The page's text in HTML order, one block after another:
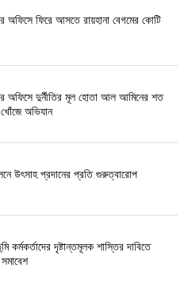
অফিসে ফিরে আসতে রায়হানা বেগমের কোটি
অফিসে দুর্নীতির মূল হোতা আল আমিনের শত
অভিযান
উৎসাহ প্রদানের প্রতি গুরুত্বারোপ
কর্মকর্তাদের দৃষ্টান্তমূলক শাস্তির দাবিতে